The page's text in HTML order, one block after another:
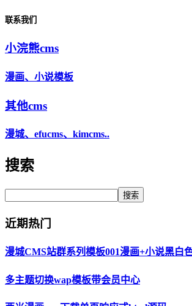
联系我们
小浣熊cms
漫画、小说模板
其他cms
漫城、efucms、kimcms..
搜索
搜索
近期热门
漫城CMS站群系列模板001漫画+小说黑白
多主题切换wap模板带会员中心